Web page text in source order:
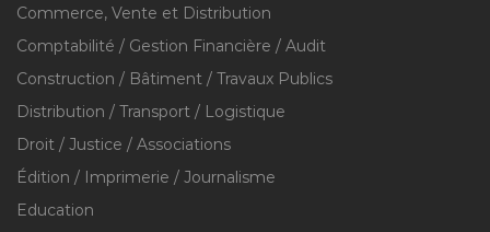
Commerce, Vente et Distribution
Comptabilité / Gestion Financière / Audit
Construction / Bâtiment / Travaux Publics
Distribution / Transport / Logistique
Droit / Justice / Associations
Édition / Imprimerie / Journalisme
Education